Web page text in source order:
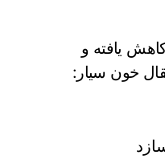
یافته و
خون سیار: